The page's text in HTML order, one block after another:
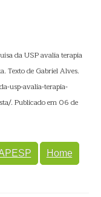
da USP avalia terapia
Texto de Gabriel Alves.
usp-avalia-terapia-
. Publicado em 06 de
Home